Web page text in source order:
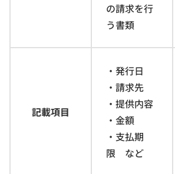
の請求を行
う書類
記載項目
・発行日
・請求先
・提供内容
・金額
・支払期
限 など